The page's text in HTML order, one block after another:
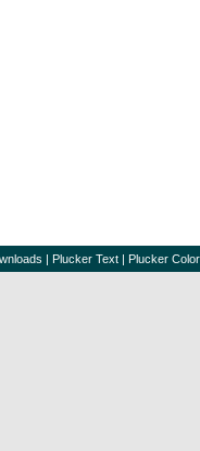
| Plucker Text | Plucker Color